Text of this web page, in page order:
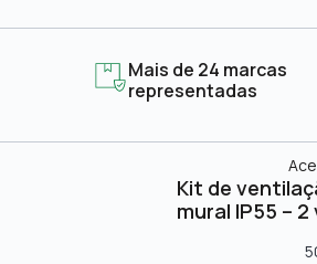
Mais de 24 marcas
representadas
Kit de
mural IP55 –